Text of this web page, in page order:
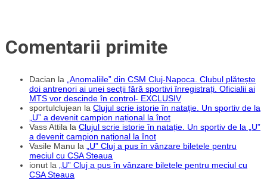
Comentarii primite
Dacian la
„Anomaliile” din CSM Cluj-Napoca. Clubul plătește
doi antrenori ai unei secții fără sportivi înregistrați. Oficialii ai
MTS vor descinde în control- EXCLUSIV
sportulclujean la Clujul scrie istorie în natație. Un sportiv de la
„U” a devenit campion național la înot
Vass Attila la Clujul scrie istorie în natație. Un sportiv de la „U”
a devenit campion național la înot
Vasile Manu la
„U” Cluj a pus în vânzare biletele pentru
meciul cu CSA Steaua
ionut la
„U” Cluj a pus în vânzare biletele pentru meciul cu
CSA Steaua